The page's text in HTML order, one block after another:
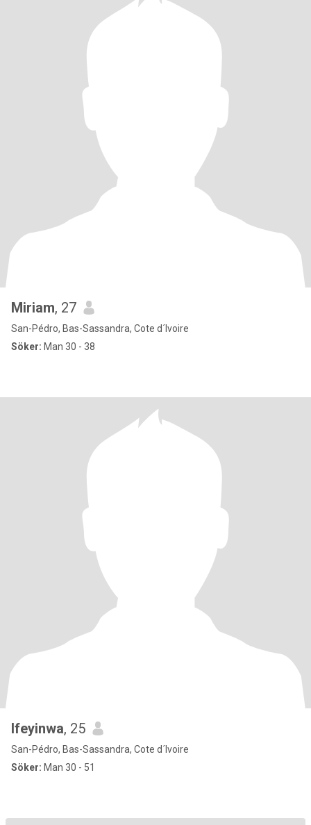
Miriam, 27
San-Pédro, Bas-Sassandra, Cote d´Ivoire
Söker: Man 30 - 38
Ifeyinwa, 25
San-Pédro, Bas-Sassandra, Cote d´Ivoire
Söker: Man 30 - 51